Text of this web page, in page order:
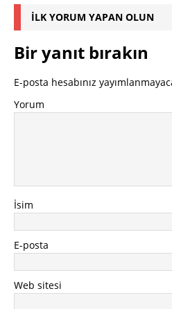
İLK YORUM YAPAN OLUN
Bir yanıt bırakın
E-posta hesabınız
Yorum
İsim
E-posta
Web sitesi